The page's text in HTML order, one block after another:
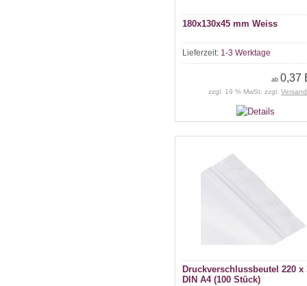
180x130x45 mm Weiss
Lieferzeit: 1-3 Werktage
ab 0,37
zzgl. 19 % MwSt. zzgl.
Druckverschlussbeutel 220 x
DIN A4 (100 Stück)